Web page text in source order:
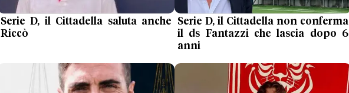
Serie D, il Cittadella saluta anche
Riccò
Serie D, il Cittadella non conferma
il ds Fantazzi che lascia dopo 6
anni